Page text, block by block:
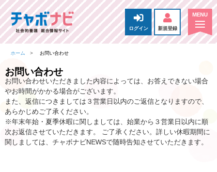
ログイン 新規登録
ホーム お問い合わせ
お問い合わせ
お問い合わせいただきました内容によっては、お答えできない場合
やお時間がかかる場合がございます。
また、返信につきましては３営業日以内のご返信となりますので、
あらかじめご了承ください。
※年末年始・夏季休暇に関しましては、始業から３営業日以内に順
次お返信させていただきます。 ご了承ください。詳しい休暇期間に
関しましては、チャボナビNEWSで随時告知させていただきます。